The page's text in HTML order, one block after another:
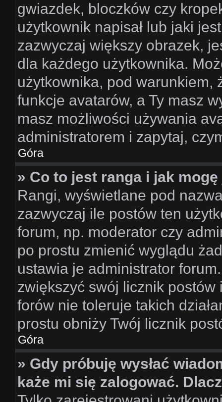
gwiazdek, bloczków czy
użytkownik napisał lub jaki
zazwyczaj większy obrazek,
dla każdego użytkownika.
użytkownika, pod warunkiem,
funkcje avatarów, a Ty masz
masz możliwości używania
administratorem i zapytaj,
Góra
» Co to jest ranga i jak
Rangi, wyświetlane pod
zazwyczaj ile postów ten
forum, np. moderator czy
po prostu zmienić wyglądu
ustawia je administrator
zwiększyć swój licznik
forów nie toleruje takich
prostu obniży Twój licznik
Góra
» Gdy próbuję wysłać
każe mi się zalogować.